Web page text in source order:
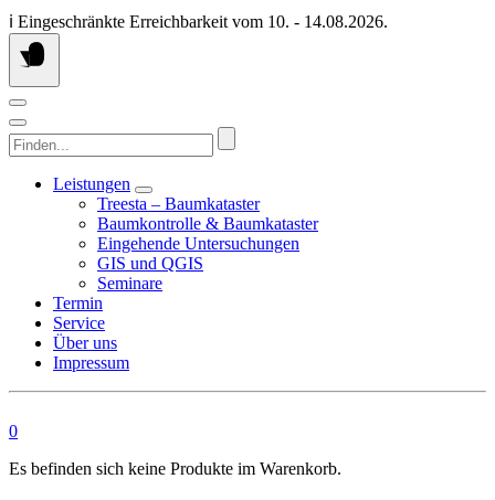
Springen
Sie
zum
ℹ️ Eingeschränkte Erreichbarkeit vom 10. - 14.08.2026.
Finden...
Leistungen
Treesta – Baumkataster
Baumkontrolle & Baumkataster
Eingehende Untersuchungen
GIS und QGIS
Seminare
Termin
Service
Über uns
Impressum
0
Es befinden sich keine Produkte im Warenkorb.